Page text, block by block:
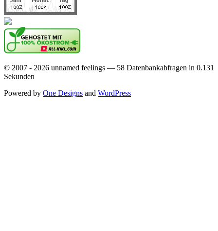
© 2007 - 2026 unnamed feelings — 58 Datenbankabfragen in 0.131
Sekunden
Powered by One Designs and WordPress